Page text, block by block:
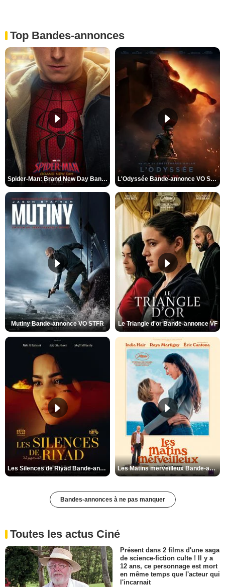
Top Bandes-annonces
Spider-Man: Brand New Day Bande-annonce VO STFR L'Odyssée Bande-annonce VO STFR
Mutiny Bande-annonce VO STFR Le Triangle d'or Bande-annonce VF
Les Silences de Riyad Bande-annonce VO STFR Les Matins merveilleux Bande-annonce VF
Bandes-annonces à ne pas manquer
Toutes les actus Ciné
Présent dans 2 films d'une saga
de science-fiction culte ! Il y a
12 ans, ce personnage est mort
en même temps que l'acteur qui
l'incarnait